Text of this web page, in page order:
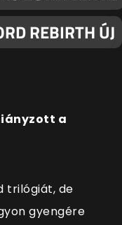
REBIRTH ÚJ
a
trilógiát, de
gyengére